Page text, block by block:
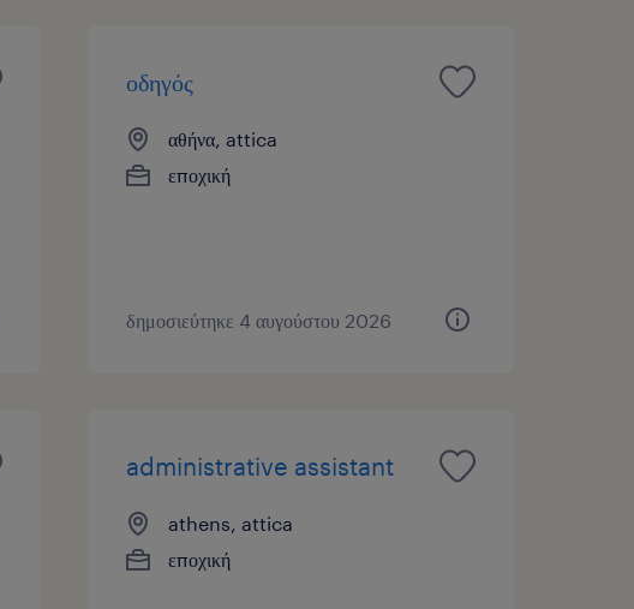
οδηγός
αθήνα, attica
εποχική
δημοσιεύτηκε 4 αυγούστου 2026
administrative assistant
athens, attica
εποχική